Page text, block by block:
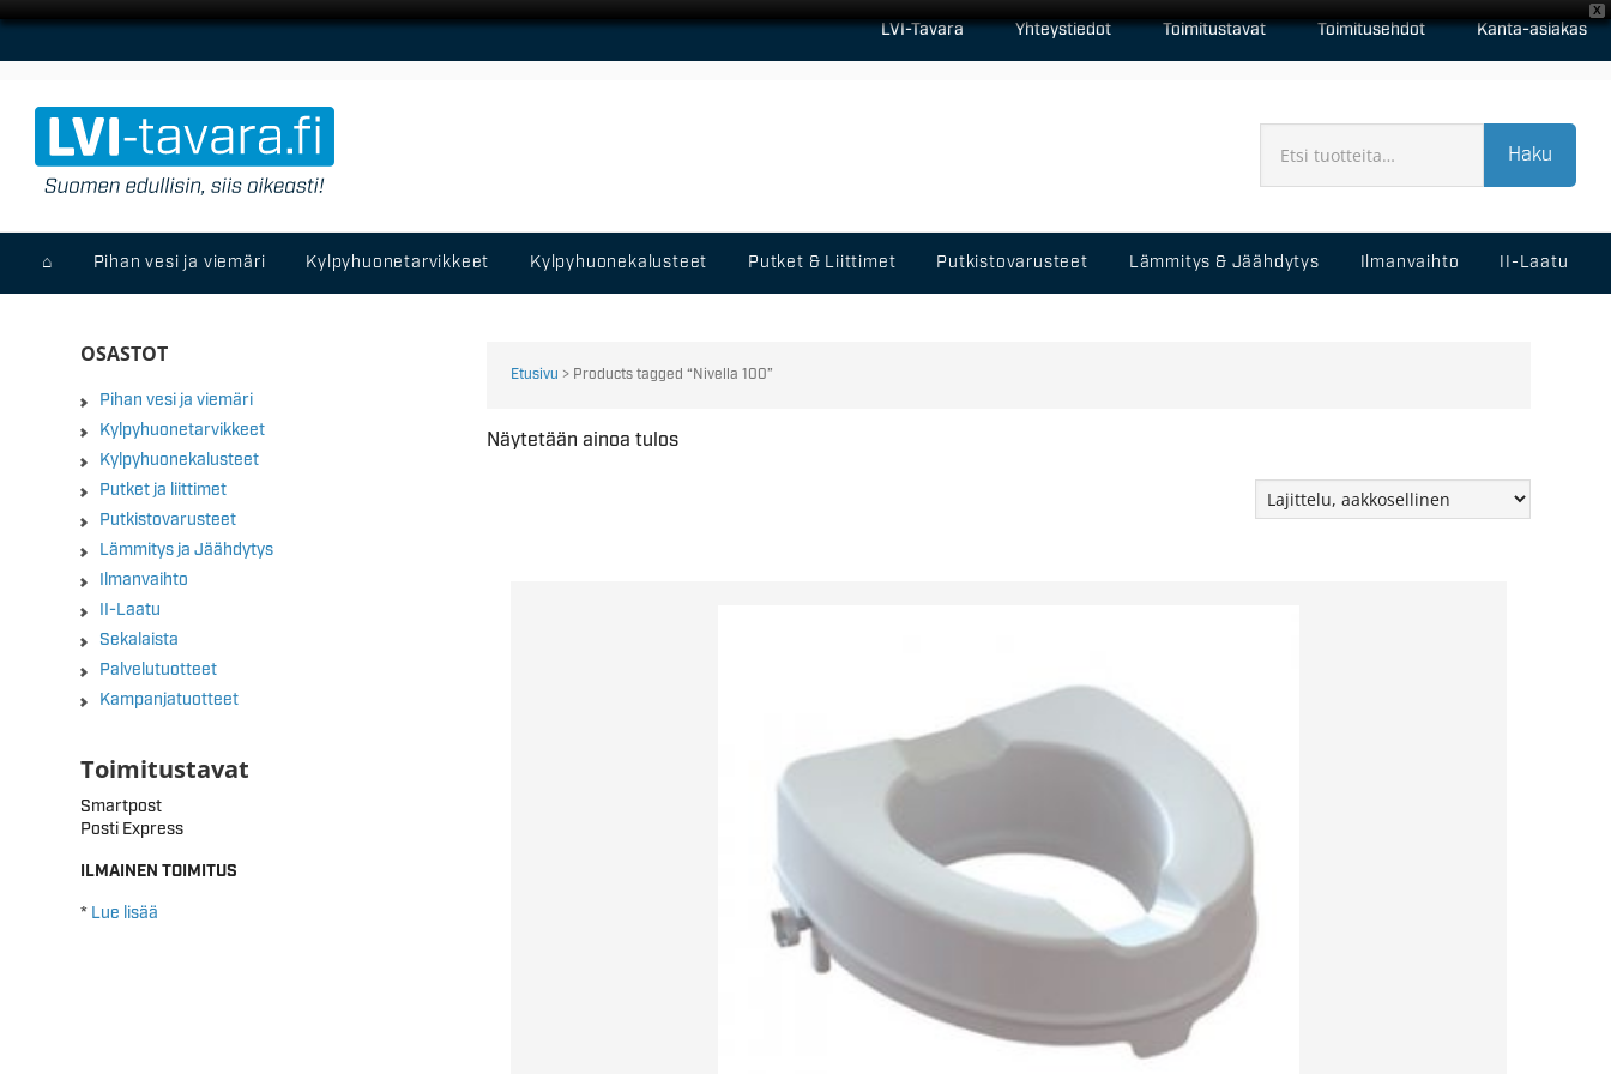
X
LVI-Tavara Yhteystiedot Toimitustavat Toimitusehdot Kanta-asiakas
Haku
⌂ Pihan vesi ja viemäri Kylpyhuonetarvikkeet Kylpyhuonekalusteet Putket & Liittimet Putkistovarusteet Lämmitys & Jäähdytys Ilmanvaihto II-Laatu
Etusivu > Products tagged “Nivella 100”
Näytetään ainoa tulos
OSASTOT
Pihan vesi ja viemäri
Kylpyhuonetarvikkeet
Kylpyhuonekalusteet
Putket ja liittimet
Putkistovarusteet
Lämmitys ja Jäähdytys
Ilmanvaihto
II-Laatu
Sekalaista
Palvelutuotteet
Kampanjatuotteet
Toimitustavat
Smartpost
Posti Express
ILMAINEN TOIMITUS
* Lue lisää